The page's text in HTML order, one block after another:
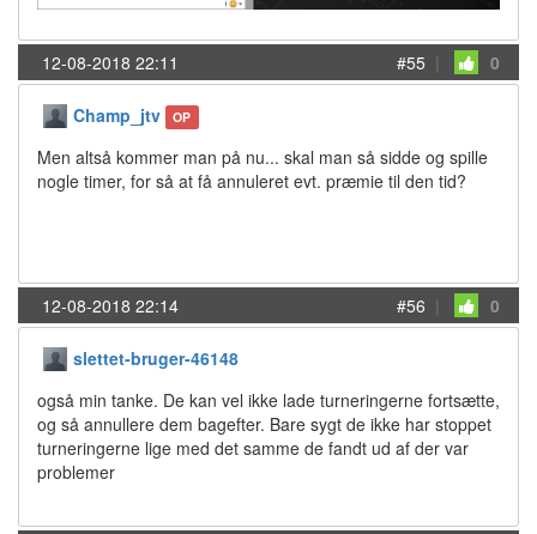
12-08-2018 22:11 #55 | 0
Champ_jtv OP
Men altså kommer man på nu... skal man så sidde og spille
nogle timer, for så at få annuleret evt. præmie til den tid?
12-08-2018 22:14 #56 | 0
slettet-bruger-46148
også min tanke. De kan vel ikke lade turneringerne fortsætte,
og så annullere dem bagefter. Bare sygt de ikke har stoppet
turneringerne lige med det samme de fandt ud af der var
problemer